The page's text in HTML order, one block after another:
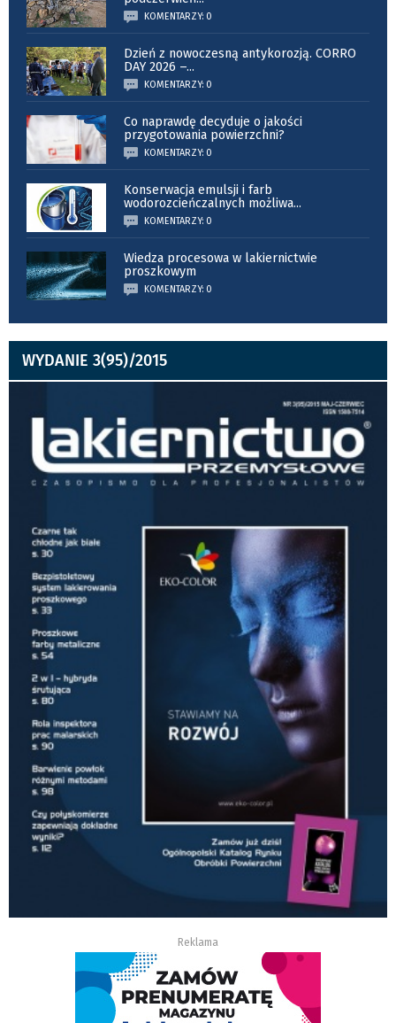
KOMENTARZY: 0
Dzień z nowoczesną antykorozją. CORRO
DAY 2026 –...
KOMENTARZY: 0
Co naprawdę decyduje o jakości
przygotowania powierzchni?
KOMENTARZY: 0
Konserwacja emulsji i farb
wodorozcieńczalnych możliwa...
KOMENTARZY: 0
Wiedza procesowa w lakiernictwie
proszkowym
KOMENTARZY: 0
WYDANIE 3(95)/2015
Reklama